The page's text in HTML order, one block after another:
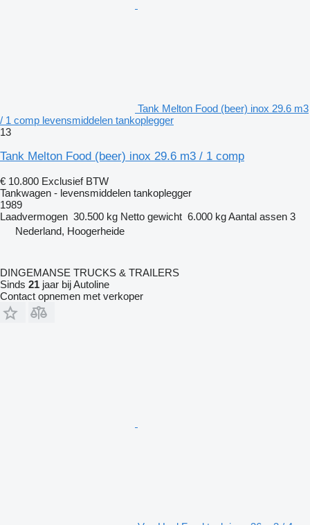
Tank Melton Food (beer) inox 29.6 m3
/ 1 comp levensmiddelen tankoplegger
13
Tank Melton Food (beer) inox 29.6 m3 / 1 comp
€ 10.800 Exclusief BTW
Tankwagen - levensmiddelen tankoplegger
1989
Laadvermogen 30.500 kg Netto gewicht 6.000 kgAantal assen 3
Nederland, Hoogerheide
DINGEMANSE TRUCKS & TRAILERS
Sinds 21 jaar bij Autoline
Contact opnemen met verkoper